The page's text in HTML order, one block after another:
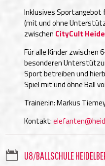
Inklusives Sportangebot
(mit und ohne
zwischen CityCult
Für alle Kinder zwischen
besonderen
Sport betreiben und
Spiel mit und ohne Ball
Trainer:in: Markus
Kontakt:
 U8/BALLSCHULE